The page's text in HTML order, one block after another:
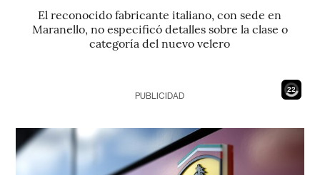
El reconocido fabricante italiano, con sede en
Maranello, no especificó detalles sobre la clase o
categoría del nuevo velero
20
PUBLICIDAD